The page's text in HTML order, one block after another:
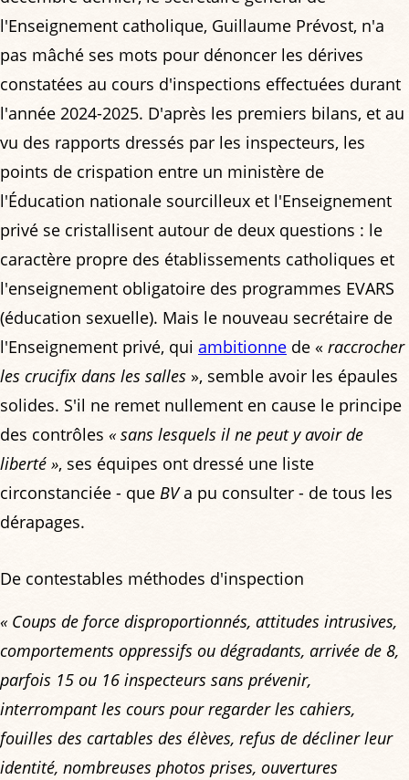
l'Enseignement catholique, Guillaume Prévost, n'a
pas mâché ses mots pour dénoncer les dérives
constatées au cours d'inspections effectuées durant
l'année 2024-2025. D'après les premiers bilans, et au
vu des rapports dressés par les inspecteurs, les
points de crispation entre un ministère de
l'Éducation nationale sourcilleux et l'Enseignement
privé se cristallisent autour de deux questions : le
caractère propre des établissements catholiques et
l'enseignement obligatoire des programmes EVARS
(éducation sexuelle). Mais le nouveau secrétaire de
l'Enseignement privé, qui ambitionne de « raccrocher
les crucifix dans les salles », semble avoir les épaules
solides. S'il ne remet nullement en cause le principe
des contrôles « sans lesquels il ne peut y avoir de
liberté », ses équipes ont dressé une liste
circonstanciée - que BVa pu consulter - de tous les
dérapages.
De contestables méthodes d'inspection
« Coups de force disproportionnés, attitudes intrusives,
comportements oppressifs ou dégradants, arrivée de 8,
parfois 15 ou 16 inspecteurs sans prévenir,
interrompant les cours pour regarder les cahiers,
fouilles des cartables des élèves, refus de décliner leur
identité, nombreuses photos prises, ouvertures